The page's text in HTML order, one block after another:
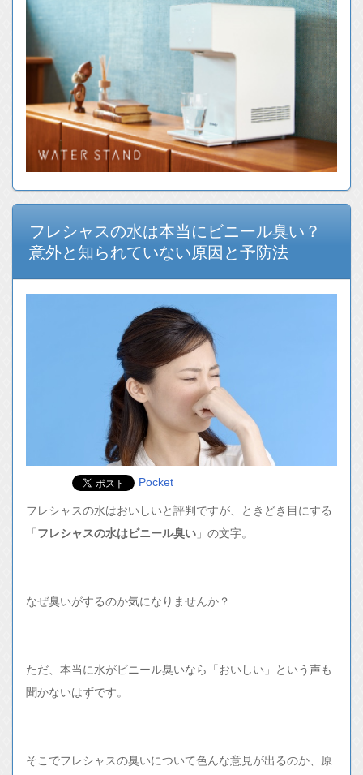
フレシャスの水は本当にビニール臭い？
意外と知られていない原因と予防法
Pocket
フレシャスの水はおいしいと評判ですが、ときどき目にする
「 フレシャスの水はビニール臭い 」の文字。
なぜ臭いがするのか気になりませんか？
ただ、本当に水がビニール臭いなら「おいしい」という声も
聞かないはずです。
そこでフレシャスの臭いについて色んな意見が出るのか、原